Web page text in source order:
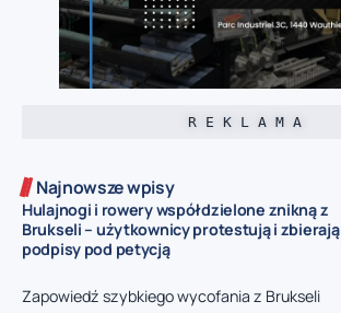
R E K L A M A
Najnowsze wpisy
Hulajnogi i rowery współdzielone znikną z
Brukseli – użytkownicy protestują i zbierają
podpisy pod petycją
Zapowiedź szybkiego wycofania z Brukseli